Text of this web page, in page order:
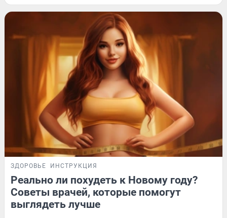
ЗДОРОВЬЕ ИНСТРУКЦИЯ
Реально ли похудеть к Новому году?
Советы врачей, которые помогут
выглядеть лучше